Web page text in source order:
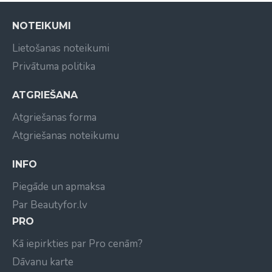
Lielāka cietība un ilgāks kalpošanas laiks nekā
metāla frēzēm
Efektīvāka un vienmērīgāka pulēšana
Lieliska siltuma novade, samazinot uzkaršanu
Viegli tīrāma, dezinficējama un sterilizējama
Specifikācija:
Abrazivitāte: rupja (Coarse)
Darba daļas forma: noapaļota (Round Bit)
NOTEIKUMI
Lietošanas noteikumi
Privātuma politika
ATGRIEŠANA
Atgriešanas forma
Atgriešanas noteikumu
INFO
Piegāde un apmaksa
Par Beautyfor.lv
PRO
Kā iepirkties par Pro cenām?
Dāvanu karte